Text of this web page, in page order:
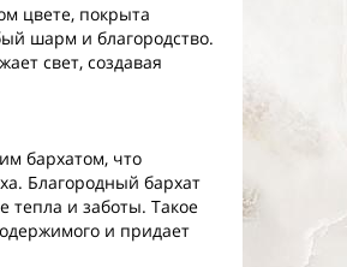
цвете, покрыта
шарм и благородство.
свет, создавая
бархатом, что
Благородный бархат
и заботы. Такое
и придает